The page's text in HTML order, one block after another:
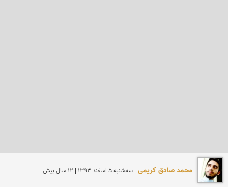
محمد صادق کریمی سه‌شنبه 5 اسفند 1393 | 12 سال پیش